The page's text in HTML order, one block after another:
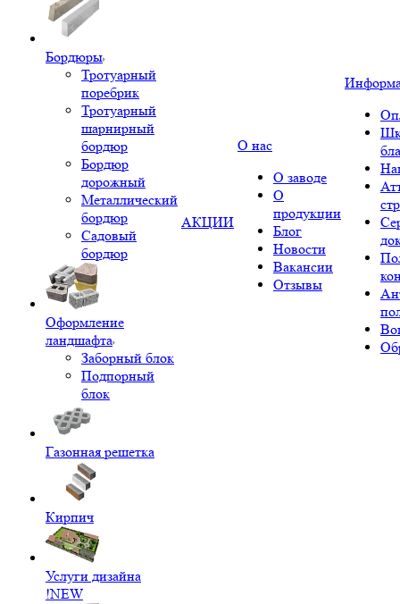
Бордюры
Тротуарный
поребрик
Тротуарный
шарнирный
бордюр
Бордюр
дорожный
Металлический
бордюр
Садовый
бордюр
Оформление
ландшафта
Заборный блок
Подпорный
блок
Газонная решетка
Кирпич
Услуги дизайна
!NEW
АКЦИИ
О нас
О заводе
О
продукции
Блог
Новости
Вакансии
Отзывы